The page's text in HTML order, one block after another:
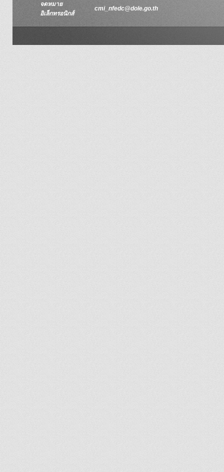
จดหมาย
อิเล็กทรอนิกส์
cmi_nfedc@dole.go.th